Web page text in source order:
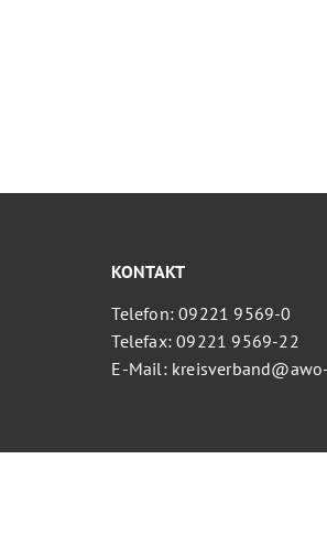
KONTAKT
Telefon: 09221 9569-0
Telefax: 09221 9569-22
E-Mail: